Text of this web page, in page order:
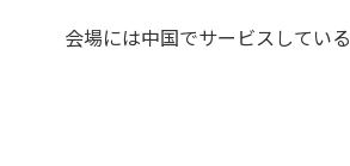
会場には中国でサービスしてい